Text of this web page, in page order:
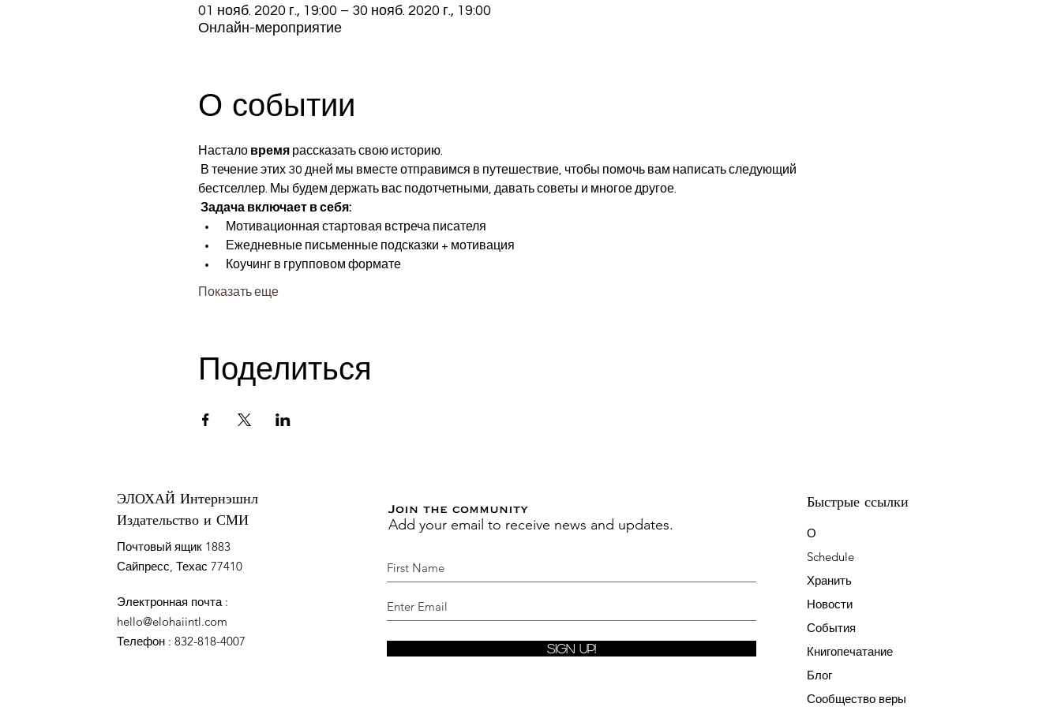
01 нояб. 2020 г., 19:00 – 30 нояб. 2020 г., 19:00
Онлайн-мероприятие
О событии
Настало время рассказать свою историю.
бестселлер. Мы будем держать вас подотчетными, давать советы и многое другое.
Задача включает в себя:
Мотивационная стартовая встреча писателя
Ежедневные письменные подсказки + мотивация
Коучинг в групповом формате
Показать еще
Поделиться
ЭЛОХАЙ Интернэшнл
Издательство и СМИ
Почтовый ящик 1883
Сайпресс, Техас 77410
Электронная почта:
hello@elohaiintl.com
Телефон : 832-818-4007
Join the community
Add your email to receive news and updates.
Sign Up!
Быстрые ссылки
О
Schedule
Хранить
Новости
События
Книгопечатание
Блог
Сообщество веры